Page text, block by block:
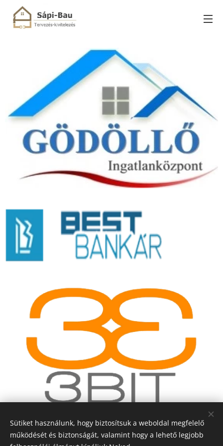
Sütiket használunk, hogy biztosítsuk a weboldal megfelelő
működését és biztonságát, valamint hogy a lehető legjobb